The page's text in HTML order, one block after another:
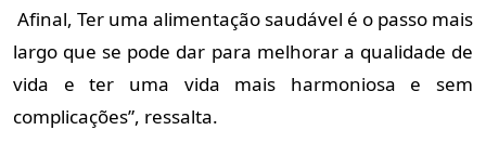
Afinal, Ter uma alimentação saudável é o passo mais
largo que se pode dar para melhorar a qualidade de
vida e ter uma vida mais harmoniosa e sem
complicações”, ressalta.